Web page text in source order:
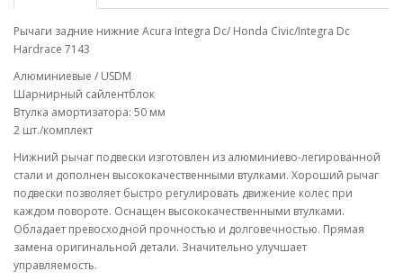
Рычаги задние нижние Acura Integra Dc/ Honda Civic/Integra Dc
Hardrace 7143
Алюминиевые / USDM
Шарнирный сайлентблок
Втулка амортизатора: 50 мм
2 шт./комплект
Нижний рычаг подвески изготовлен из алюминиево-легированной
стали и дополнен высококачественными втулками. Хороший рычаг
подвески позволяет быстро регулировать движение колес при
каждом повороте. Оснащен высококачественными втулками.
Обладает превосходной прочностью и долговечностью. Прямая
замена оригинальной детали. Значительно улучшает
управляемость.